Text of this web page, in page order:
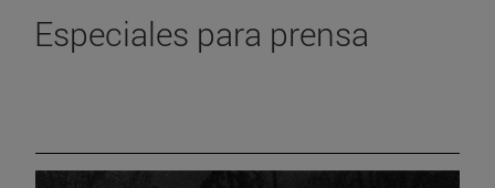
Especiales para prensa